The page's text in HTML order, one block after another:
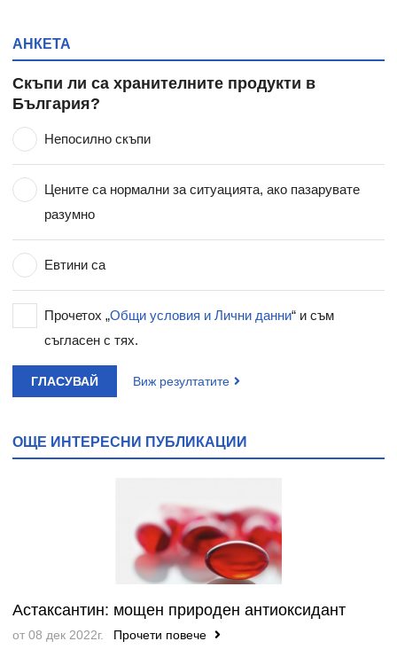
АНКЕТА
Скъпи ли са хранителните продукти в
България?
Непосилно скъпи
Цените са нормални за ситуацията, ако пазарувате
разумно
Евтини са
Прочетох „Общи условия и Лични данни“ и съм
съгласен с тях.
ГЛАСУВАЙ Виж резултатите
ОЩЕ ИНТЕРЕСНИ ПУБЛИКАЦИИ
Астаксантин: мощен природен антиоксидант
от 08 дек 2022г. Прочети повече